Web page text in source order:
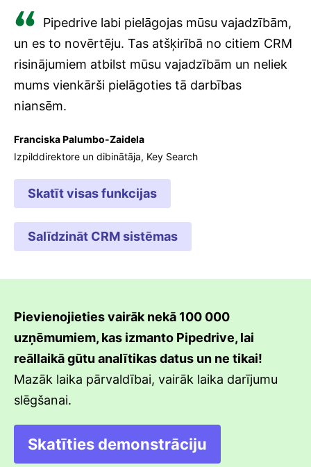
Pipedrive labi pielāgojas mūsu vajadzībām,
un es to novērtēju. Tas atšķirībā no citiem CRM
risinājumiem atbilst mūsu vajadzībām un neliek
mums vienkārši pielāgoties tā darbības
niansēm.
Franciska Palumbo-Zaidela
Izpilddirektore un dibinātāja, Key Search
Skatīt visas funkcijas
Salīdzināt CRM sistēmas
Pievienojieties vairāk nekā 100 000
uzņēmumiem, kas izmanto Pipedrive, lai
reāllaikā gūtu analītikas datus un ne tikai!
Mazāk laika pārvaldībai, vairāk laika darījumu
slēgšanai.
Skatīties demonstrāciju